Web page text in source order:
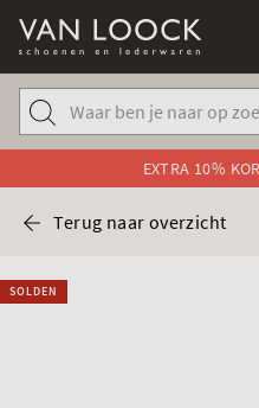
EXTRA 10%
Terug naar overzicht
SOLDEN